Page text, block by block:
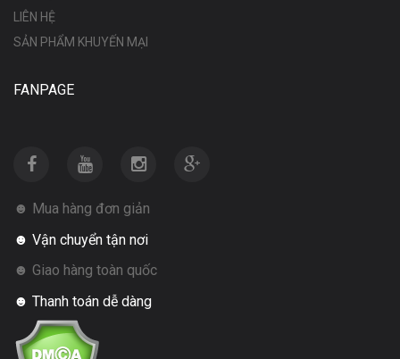
LIÊN HỆ
SẢN PHẨM KHUYẾN MẠI
FANPAGE
☻ Mua hàng đơn giản
☻ Vận chuyển tận nơi
☻ Giao hàng toàn quốc
☻ Thanh toán dễ dàng